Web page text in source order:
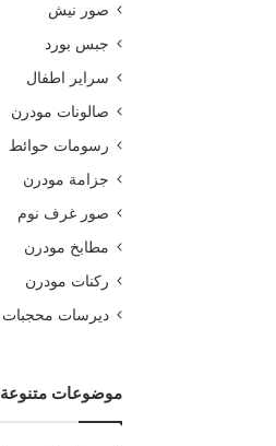
صور نيش
جبس بورد
سراير اطفال
صالونات مودرن
رسومات حوائط
جزامة مودرن
صور غرف نوم
مطابخ مودرن
ركنات مودرن
ديرسات محجبات
موضوعات متنوعة